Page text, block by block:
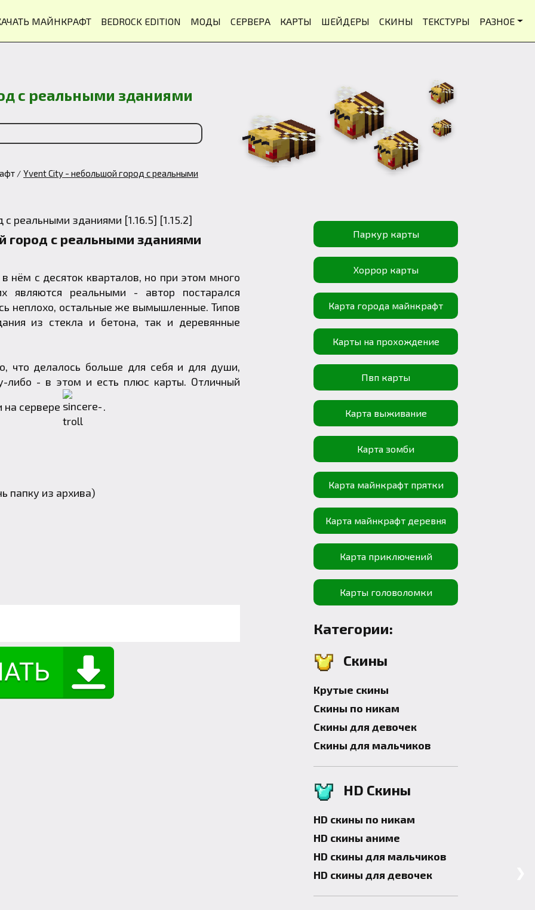
МАЙНКРАФТ BEDROCK EDITION МОДЫ СЕРВЕРА КАРТЫ ШЕЙДЕРЫ СКИНЫ ТЕКСТУРЫ РАЗНОЕ
с реальными зданиями
Yvent City - небольшой город с реальными
город с реальными зданиями
нём с десяток кварталов, но при этом много
являются реальными - автор постарался
неплохо, остальные же вымышленные. Типов
из стекла и бетона, так и деревянные
что делалось больше для себя и для души,
либо - в этом и есть плюс карты. Отличный
на сервере
.
папку из архива)
Паркур карты
Хоррор карты
Карта города майнкрафт
Карты на прохождение
Пвп карты
Карта выживание
Карта зомби
Карта майнкрафт прятки
Карта майнкрафт деревня
Карта приключений
Карты головоломки
Категории:
Скины
Крутые скины
Скины по никам
Скины для девочек
Скины для мальчиков
HD Скины
HD скины по никам
HD скины аниме
HD скины для мальчиков
HD скины для девочек